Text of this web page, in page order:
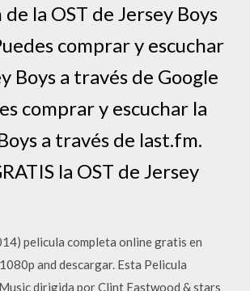
la OST de Jersey Boys
comprar y escuchar
Boys a través de Google
comprar y escuchar la
a través de last.fm.
la OST de Jersey
pelicula completa online gratis en
and descargar. Esta Pelicula
dirigida por Clint Eastwood & stars